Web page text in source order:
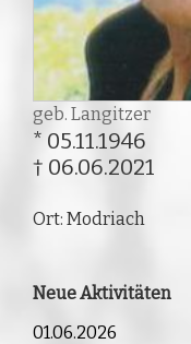
geb. Langitzer
* 05.11.1946
† 06.06.2021
Ort: Modriach
Neue Aktivitäten
01.06.2026